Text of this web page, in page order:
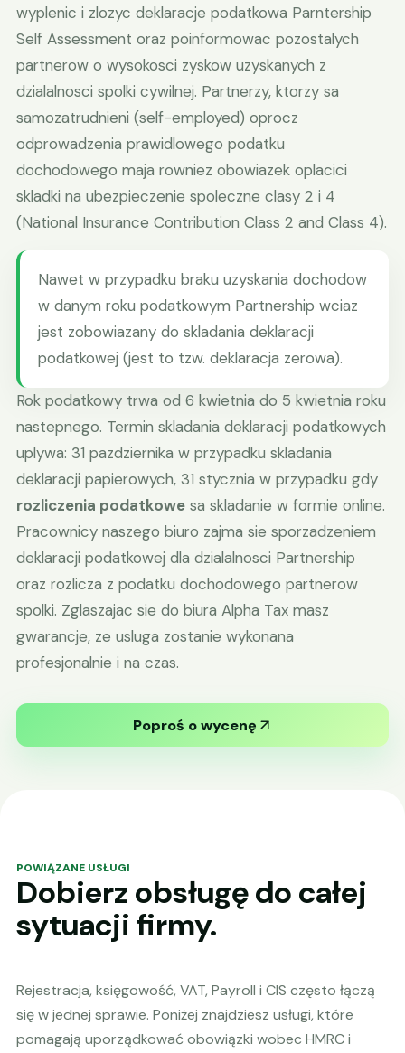
wyplenic i zlozyc deklaracje podatkowa Parntership
Self Assessment oraz poinformowac pozostalych
partnerow o wysokosci zyskow uzyskanych z
dzialalnosci spolki cywilnej. Partnerzy, ktorzy sa
samozatrudnieni (self-employed) oprocz
odprowadzenia prawidlowego podatku
dochodowego maja rowniez obowiazek oplacici
skladki na ubezpieczenie spoleczne clasy 2 i 4
(National Insurance Contribution Class 2 and Class 4).
Nawet w przypadku braku uzyskania dochodow
w danym roku podatkowym Partnership wciaz
jest zobowiazany do skladania deklaracji
podatkowej (jest to tzw. deklaracja zerowa).
Rok podatkowy trwa od 6 kwietnia do 5 kwietnia roku
nastepnego. Termin skladania deklaracji podatkowych
uplywa: 31 pazdziernika w przypadku skladania
deklaracji papierowych, 31 stycznia w przypadku gdy
rozliczenia podatkowe sa skladanie w formie online.
Pracownicy naszego biuro zajma sie sporzadzeniem
deklaracji podatkowej dla dzialalnosci Partnership
oraz rozlicza z podatku dochodowego partnerow
spolki. Zglaszajac sie do biura Alpha Tax masz
gwarancje, ze usluga zostanie wykonana
profesjonalnie i na czas.
Poproś o wycenę
POWIĄZANE USŁUGI
Dobierz obsługę do całej
sytuacji firmy.
Rejestracja, księgowość, VAT, Payroll i CIS często łączą
się w jednej sprawie. Poniżej znajdziesz usługi, które
pomagają uporządkować obowiązki wobec HMRC i